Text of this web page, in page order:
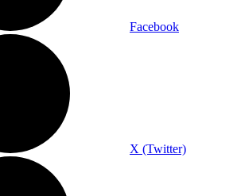
Facebook
X (Twitter)